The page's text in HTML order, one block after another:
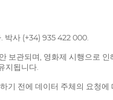
박사 (+34) 935 422 000.
보관되며, 영화제 시행으로
지됩니다.
기 전에 데이터 주체의 요청